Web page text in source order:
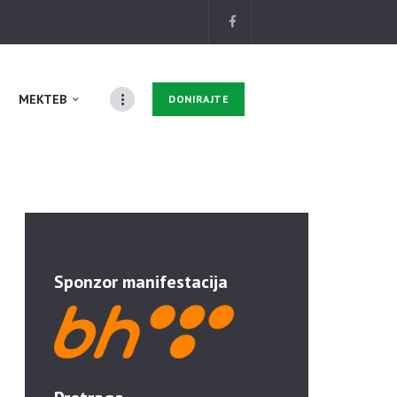
MEKTEB DONIRAJTE
Sponzor manifestacija